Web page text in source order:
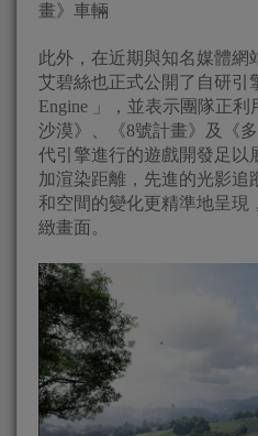
畫》車輛
此外，在近期與知名媒體網
艾碧絲也正式公開了自研引
Engine 」，並表示團隊正
沙漠》、《8號計畫》及《
代引擎進行的遊戲開發足以
加渲染距離，先進的光影追
和空間的變化更精準地呈現
緻畫面。